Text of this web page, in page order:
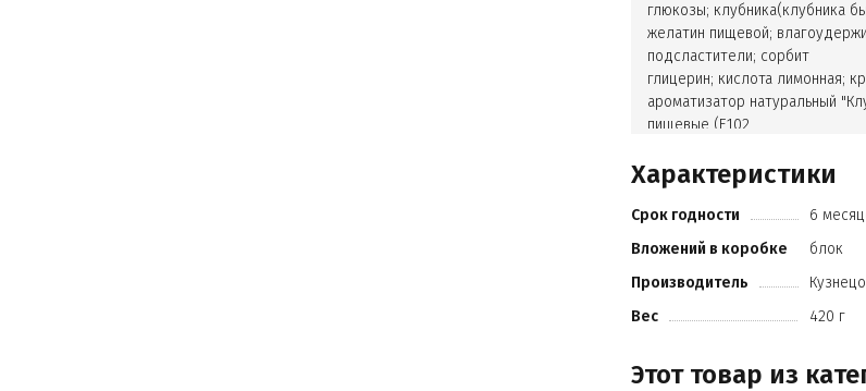
глюкозы; клубника(клубника
желатин пищевой;
подсластители; сорбит
глицерин; кислота лимонная;
ароматизатор натуральный
пищевые (Е102
Е122
Е124
Е133
Характеристики
Срок годности
6
Вложений в коробке
блок
Производитель
Вес
420 г
Этот товар из